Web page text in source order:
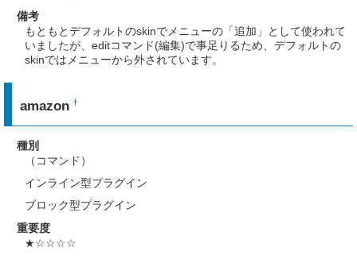
備考
もともとデフォルトのskinでメニューの「追加」として使われて
いましたが、editコマンド(編集)で事足りるため、デフォルトの
skinではメニューから外されています。
amazon†
種別
（コマンド）
インライン型プラグイン
ブロック型プラグイン
重要度
★☆☆☆☆